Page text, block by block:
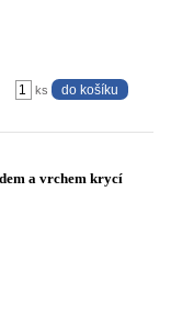
ks
a vrchem krycí